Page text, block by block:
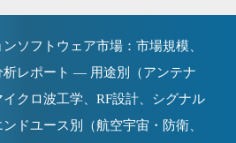
ソフトウェア市場：市場規模、
析レポート — 用途別（アンテナ
クロ波工学、RF設計、シグナル
ドユース別（航空宇宙・防衛、